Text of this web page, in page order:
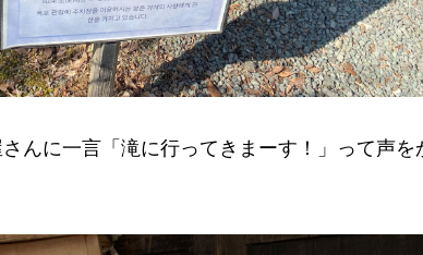
んに一言「滝に行ってきまーす！」って声を